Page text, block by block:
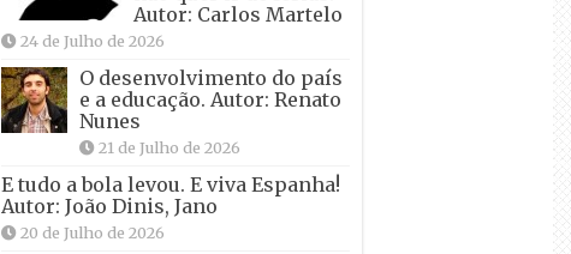
Autor: Carlos Martelo
24 de Julho de 2026
O desenvolvimento do país
e a educação. Autor: Renato
Nunes
21 de Julho de 2026
E tudo a bola levou. E viva Espanha!
Autor: João Dinis, Jano
20 de Julho de 2026